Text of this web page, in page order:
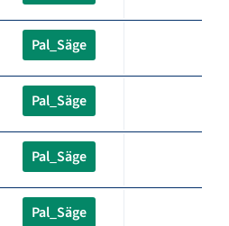
Pal_Säge
Pal_Säge
Pal_Säge
Pal_Säge